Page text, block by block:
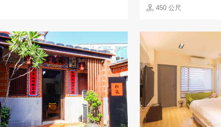
450 公尺